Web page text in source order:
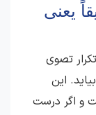
یعنی
تصوی
این
و اگر درست